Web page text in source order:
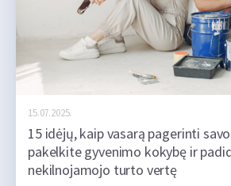
15.07.2025.
15 idėjų, kaip vasarą pagerinti
pakelkite gyvenimo kokybę ir
nekilnojamojo turto vertę